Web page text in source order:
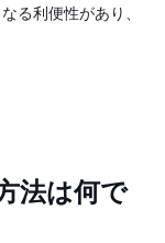
る利便性があり、
法は何で